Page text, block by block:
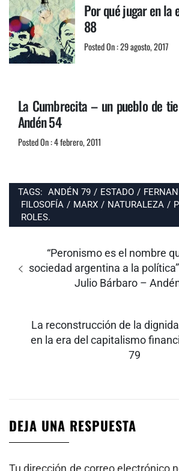
Por qué jugar en la
88
Posted On : 29 agosto, 2017
La Cumbrecita – un pueblo de
Andén 54
Posted On : 4 febrero, 2011
TAGS: ANDÉN 79 / ESTADO /
FILOSOFÍA / MARX / NATURALEZA /
ROLES.
entradas
Entrada
anterior:
“Peronismo es el nombre
sociedad argentina a la
Julio Bárbaro –
Entrada
siguiente:
La reconstrucción de la
en la era del capitalismo
79
DEJA UNA RESPUESTA